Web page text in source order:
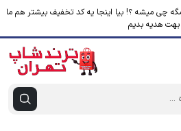
چی میشه ؟! بیا اینجا یه کد تخفیف بیشتر هم ما
بهت هدیه بدیم